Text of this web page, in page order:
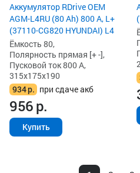
Аккумулятор RDrive OEM
AGM-L4RU (80 Ah) 800 А, L+
(37110-CG820 HYUNDAI) L4
Ёмкость 80,
Полярность прямая [+ -],
Пусковой ток 800 А,
315x175x190
934р. при сдаче акб
956р.
Купить